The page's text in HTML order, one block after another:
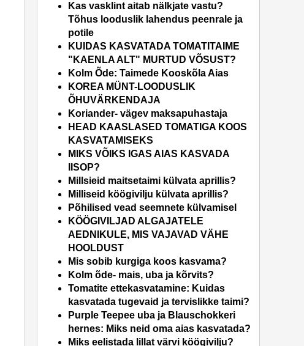
Kas vasklint aitab nälkjate vastu?
Tõhus looduslik lahendus peenrale ja
potile
KUIDAS KASVATADA TOMATITAIME
"KAENLA ALT" MURTUD VÕSUST?
Kolm Õde: Taimede Kooskõla Aias
KOREA MÜNT-LOODUSLIK
ÕHUVÄRKENDAJA
Koriander- vägev maksapuhastaja
HEAD KAASLASED TOMATIGA KOOS
KASVATAMISEKS
MIKS VÕIKS IGAS AIAS KASVADA
IISOP?
Millsieid maitsetaimi külvata aprillis?
Milliseid köögivilju külvata aprillis?
Põhilised vead seemnete külvamisel
KÖÖGIVILJAD ALGAJATELE
AEDNIKULE, MIS VAJAVAD VÄHE
HOOLDUST
Mis sobib kurgiga koos kasvama?
Kolm õde- mais, uba ja kõrvits?
Tomatite ettekasvatamine: Kuidas
kasvatada tugevaid ja tervislikke taimi?
Purple Teepee uba ja Blauschokkeri
hernes: Miks neid oma aias kasvatada?
Miks eelistada lillat värvi köögivilju?